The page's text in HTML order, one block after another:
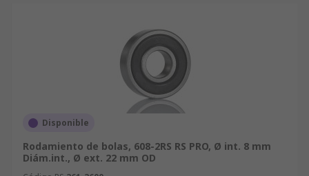
Disponible
Rodamiento de bolas, 608-2RS RS PRO, Ø int. 8 mm
Diám.int., Ø ext. 22 mm OD